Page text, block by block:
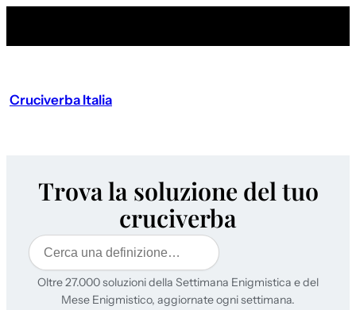
Cruciverba Italia
Trova la soluzione del tuo
cruciverba
Cerca
Oltre 27.000 soluzioni della Settimana Enigmistica e del
Mese Enigmistico, aggiornate ogni settimana.